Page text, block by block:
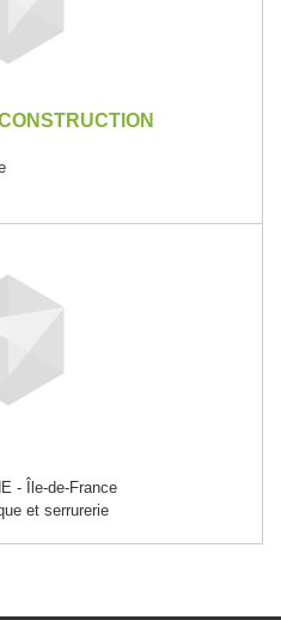
- Île-de-France
et serrurerie